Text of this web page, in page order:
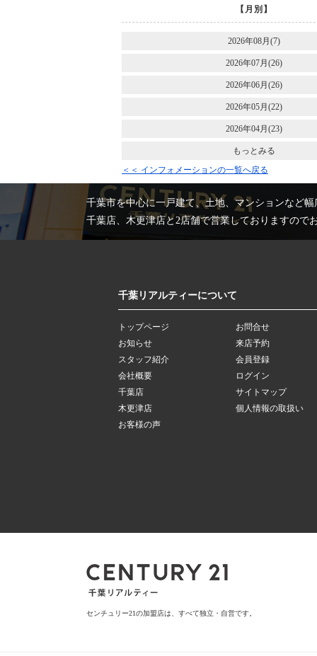
【月別】
2026年08月(7)
2026年07月(26)
2026年06月(26)
2026年05月(22)
2026年04月(23)
もっとみる
＜＜ インフォメーションの一覧へ戻る
千葉市を中心に一戸建て、土地、マンションなど
千葉店、木更津店と2店舗で営業しておりますので
千葉リアルティーについて
トップページ
お知らせ
スタッフ紹介
会社概要
千葉店
木更津店
お客様の声
お問合せ
来店予約
会員登録
ログイン
サイトマップ
個人情報の取扱い
センチュリー21の加盟店は、すべて独立・自営です。